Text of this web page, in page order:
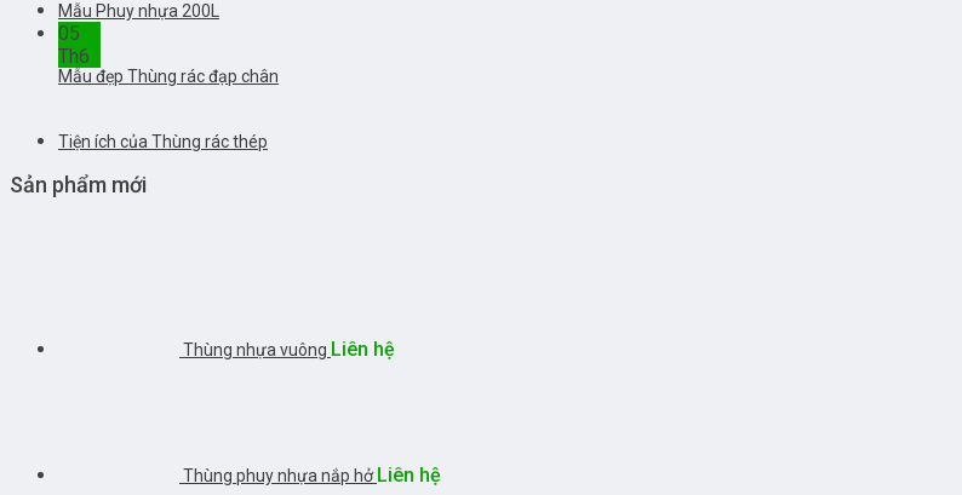
Mẫu Phuy nhựa 200L
05
Th6
Mẫu đẹp Thùng rác đạp chân
Tiện ích của Thùng rác thép
Sản phẩm mới
Thùng nhựa vuông Liên hệ
Thùng phuy nhựa nắp hở Liên hệ